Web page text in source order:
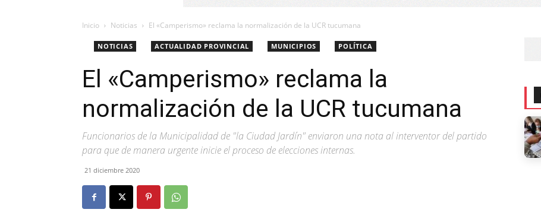
Inicio Noticias El «Camperismo» reclama la normalización de la UCR tucumana
NOTICIAS ACTUALIDAD PROVINCIAL MUNICIPIOS POLÍTICA
El «Camperismo» reclama la
normalización de la UCR tucumana
Funcionarios de la Municipalidad de "la Ciudad Jardín" enviaron una nota al interventor del partido
para que de manera urgente inicie el proceso de elecciones internas.
21 diciembre 2020